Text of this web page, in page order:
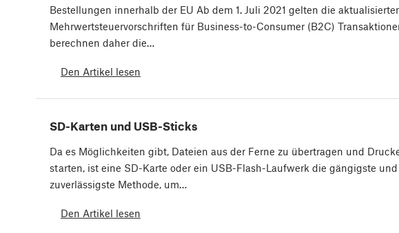
Bestellungen innerhalb der EU Ab dem 1. Juli 2021 gelten die
Mehrwertsteuervorschriften für Business-to-Consumer (B2C)
berechnen daher die…
Den Artikel lesen
SD-Karten und USB-Sticks
Da es Möglichkeiten gibt, Dateien aus der Ferne zu übertragen und
starten, ist eine SD-Karte oder ein USB-Flash-Laufwerk die gängigste und
zuverlässigste Methode, um…
Den Artikel lesen